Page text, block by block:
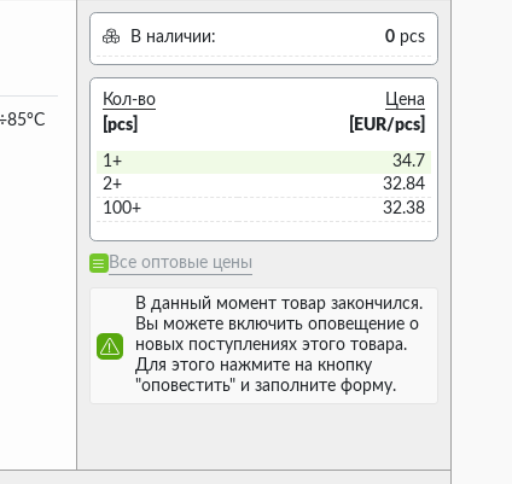
В наличии: 0 pcs
Кол-во
[pcs]
Цена
[EUR/pcs]
1+
34.7
2+
32.84
100+
32.38
Все оптовые цены
В данный момент товар закончился.
Вы можете включить оповещение о
новых поступлениях этого товара.
Для этого нажмите на кнопку
"оповестить" и заполните форму.